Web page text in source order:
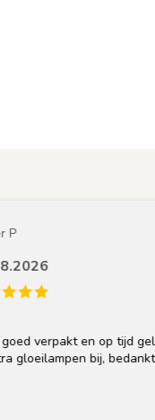
verpakt en op tijd
bij, bedankt!